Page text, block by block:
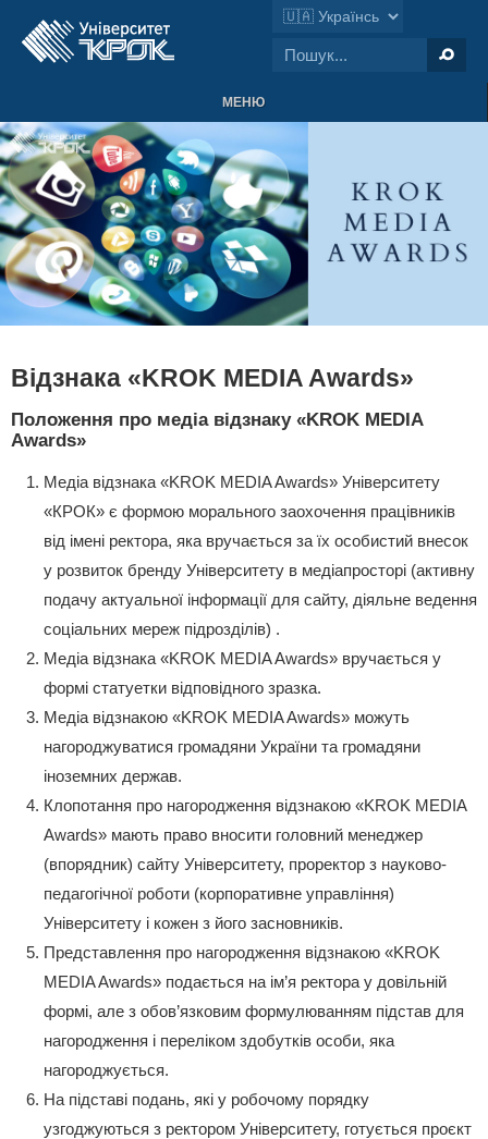
МЕНЮ
Відзнака «KROK MEDIA Awards»
Положення про медіа відзнаку «KROK MEDIA
Awards»
Медіа відзнака «KROK MEDIA Awards» Університету
«КРОК» є формою морального заохочення працівників
від імені ректора, яка вручається за їх особистий внесок
у розвиток бренду Університету в медіапросторі (активну
подачу актуальної інформації для сайту, діяльне ведення
соціальних мереж підрозділів) .
Медіа відзнака «KROK MEDIA Awards» вручається у
формі статуетки відповідного зразка.
Медіа відзнакою «KROK MEDIA Awards» можуть
нагороджуватися громадяни України та громадяни
іноземних держав.
Клопотання про нагородження відзнакою «KROK MEDIA
Awards» мають право вносити головний менеджер
(впорядник) сайту Університету, проректор з науково-
педагогічної роботи (корпоративне управління)
Університету і кожен з його засновників.
Представлення про нагородження відзнакою «KROK
MEDIA Awards» подається на ім’я ректора у довільній
формі, але з обов’язковим формулюванням підстав для
нагородження і переліком здобутків особи, яка
нагороджується.
На підставі подань, які у робочому порядку
узгоджуються з ректором Університету, готується проєкт